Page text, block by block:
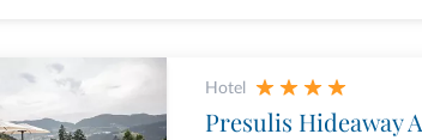
Hotel
Presulis Hideaway